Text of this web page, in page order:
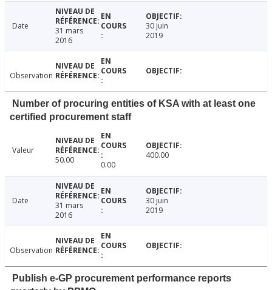
Date
31 mars
2016
30 juin
2019
Observation
Number of procuring entities of KSA with at least one
certified procurement staff
Valeur
50.00
0.00
400.00
Date
31 mars
2016
30 juin
2019
Observation
Publish e-GP procurement performance reports